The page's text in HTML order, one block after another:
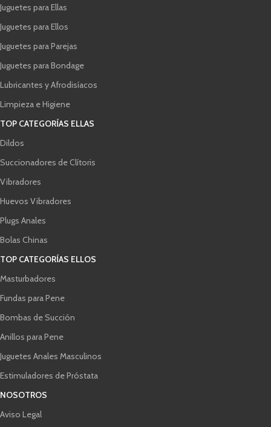
Juguetes para Ellas
Juguetes para Ellos
Juguetes para Parejas
Juguetes para Bondage
Lubricantes y Afrodisíacos
Limpieza e Higiene
TOP CATEGORÍAS ELLAS
Dildos
Succionadores de Clítoris
Vibradores
Huevos Vibradores
Plugs Anales
Bolas Chinas
TOP CATEGORÍAS ELLOS
Masturbadores
Fundas para Pene
Bombas de Succión
Anillos para Pene
Juguetes Anales Masculinos
Estimuladores de Próstata
NOSOTROS
Aviso Legal